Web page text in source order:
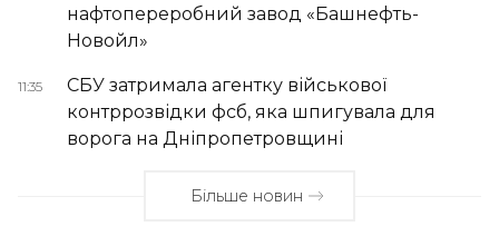
нафтопереробний завод «Башнефть-
Новойл»
11:35
СБУ затримала агентку військової
контррозвідки фсб, яка шпигувала для
ворога на Дніпропетровщині
Більше новин